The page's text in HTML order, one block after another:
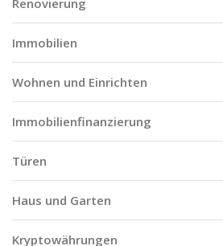
Renovierung
Immobilien
Wohnen und Einrichten
Immobilienfinanzierung
Türen
Haus und Garten
Kryptowährungen